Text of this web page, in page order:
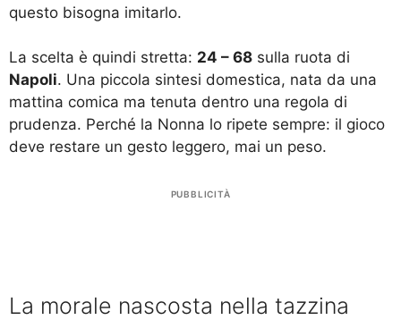
questo bisogna imitarlo.
La scelta è quindi stretta: 24 – 68 sulla ruota di
Napoli. Una piccola sintesi domestica, nata da una
mattina comica ma tenuta dentro una regola di
prudenza. Perché la Nonna lo ripete sempre: il gioco
deve restare un gesto leggero, mai un peso.
PUBBLICITÀ
La morale nascosta nella tazzina